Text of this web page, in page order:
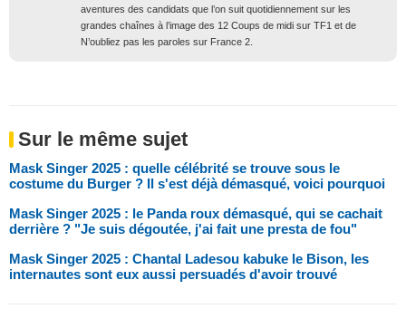
aventures des candidats que l’on suit quotidiennement sur les
grandes chaînes à l’image des 12 Coups de midi sur TF1 et de
N’oubliez pas les paroles sur France 2.
Sur le même sujet
Mask Singer 2025 : quelle célébrité se trouve sous le
costume du Burger ? Il s'est déjà démasqué, voici pourquoi
Mask Singer 2025 : le Panda roux démasqué, qui se cachait
derrière ? "Je suis dégoutée, j'ai fait une presta de fou"
Mask Singer 2025 : Chantal Ladesou kabuke le Bison, les
internautes sont eux aussi persuadés d'avoir trouvé